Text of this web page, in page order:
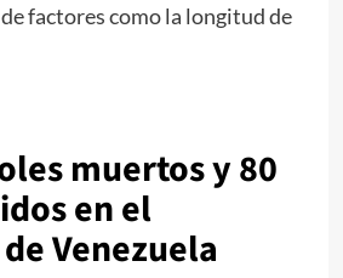
factores como la longitud de
muertos y 80
en el
Venezuela